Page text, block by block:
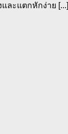
ละแตกหักง่าย [...]